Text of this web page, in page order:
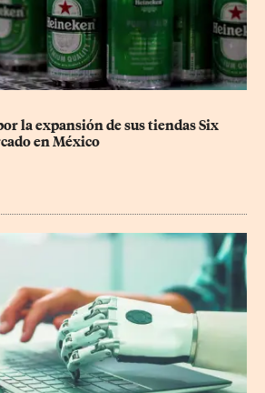
la expansión de sus tiendas Six
en México